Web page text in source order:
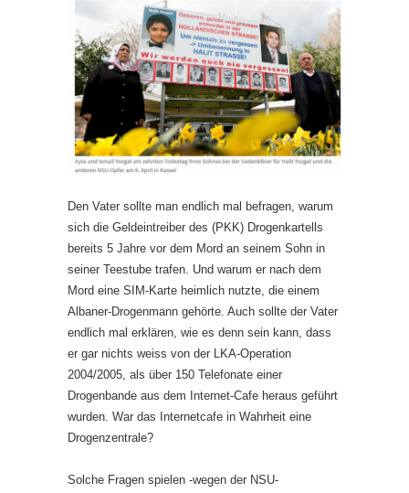
Den Vater sollte man endlich mal befragen, warum
sich die Geldeintreiber des (PKK) Drogenkartells
bereits 5 Jahre vor dem Mord an seinem Sohn in
seiner Teestube trafen. Und warum er nach dem
Mord eine SIM-Karte heimlich nutzte, die einem
Albaner-Drogenmann gehörte. Auch sollte der Vater
endlich mal erklären, wie es denn sein kann, dass
er gar nichts weiss von der LKA-Operation
2004/2005, als über 150 Telefonate einer
Drogenbande aus dem Internet-Cafe heraus geführt
wurden. War das Internetcafe in Wahrheit eine
Drogenzentrale?
Solche Fragen spielen -wegen der NSU-